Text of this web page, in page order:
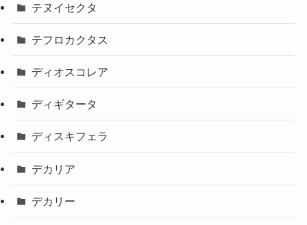
テヌイセクタ
テフロカクタス
ディオスコレア
ディギタータ
ディスキフェラ
デカリア
デカリー